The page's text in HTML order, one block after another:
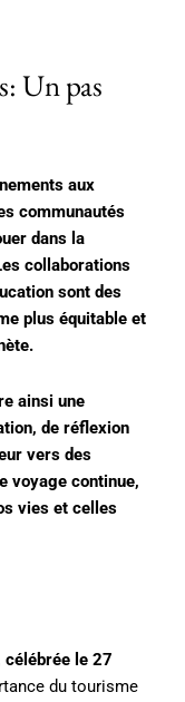
Un pas
aux
communautés
dans la
collaborations
sont des
plus équitable et
ainsi une
de réflexion
vers des
voyage continue,
vies et celles
célébrée le 27
du tourisme